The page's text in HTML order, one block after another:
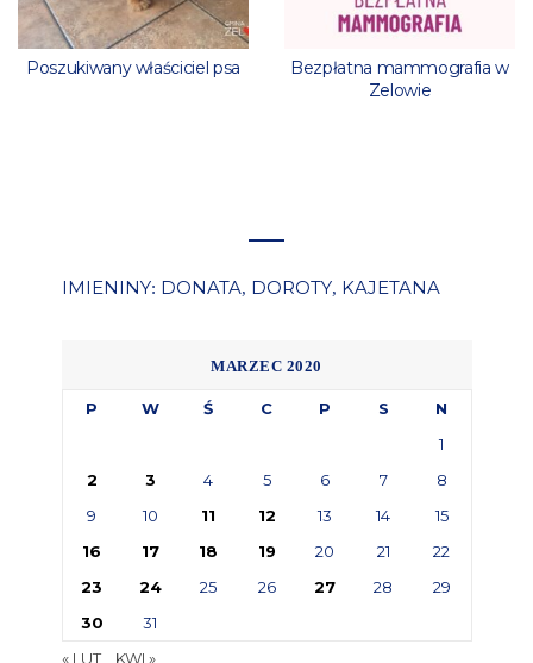
Poszukiwany właściciel psa
Bezpłatna mammografia w
Zelowie
IMIENINY: DONATA, DOROTY, KAJETANA
MARZEC 2020
P W Ś C P S
N
1
2
3 4 5 6 7
8
9
10 11 12 13 14
15
16
17 18 19 20 21
22
23
24 25 26 27 28
29
30
31
« LUT
KWI »